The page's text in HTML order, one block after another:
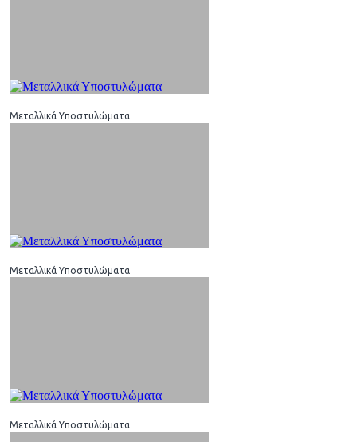
Μεταλλικά Υποστυλώματα
Μεταλλικά Υποστυλώματα
Μεταλλικά Υποστυλώματα